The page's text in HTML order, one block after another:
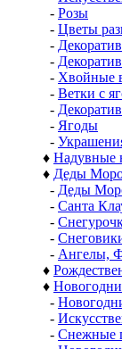
- Розы
- Цветы
-
-
- Хвойные
- Ветки с
-
- Ягоды
-
♦ Надувные
♦ Деды
- Деды
- Санта
-
-
- Ангелы,
♦
♦
-
-
- Снежные